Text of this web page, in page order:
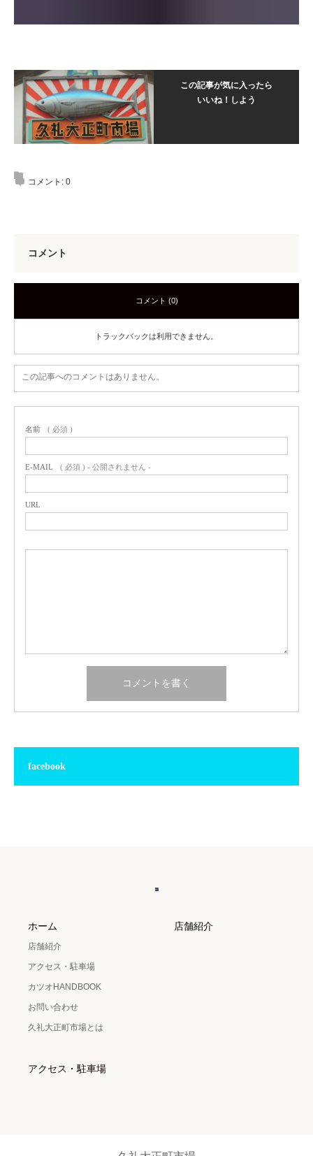
この記事が気に入ったら
いいね！しよう
コメント: 0
コメント
コメント (0)
トラックバックは利用できません。
この記事へのコメントはありません。
名前 ( 必須 )
E-MAIL ( 必須 ) - 公開されません -
URL
facebook
ホーム
店舗紹介
アクセス・駐車場
カツオHANDBOOK
お問い合わせ
久礼大正町市場とは
店舗紹介
アクセス・駐車場